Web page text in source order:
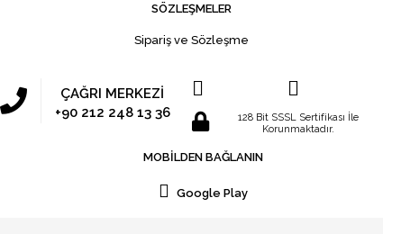
SÖZLEŞMELER
Sipariş ve Sözleşme
ÇAĞRI MERKEZİ
+90 212 248 13 36
128 Bit SSSL Sertifikası İle
Korunmaktadır.
MOBİLDEN BAĞLANIN
Google Play